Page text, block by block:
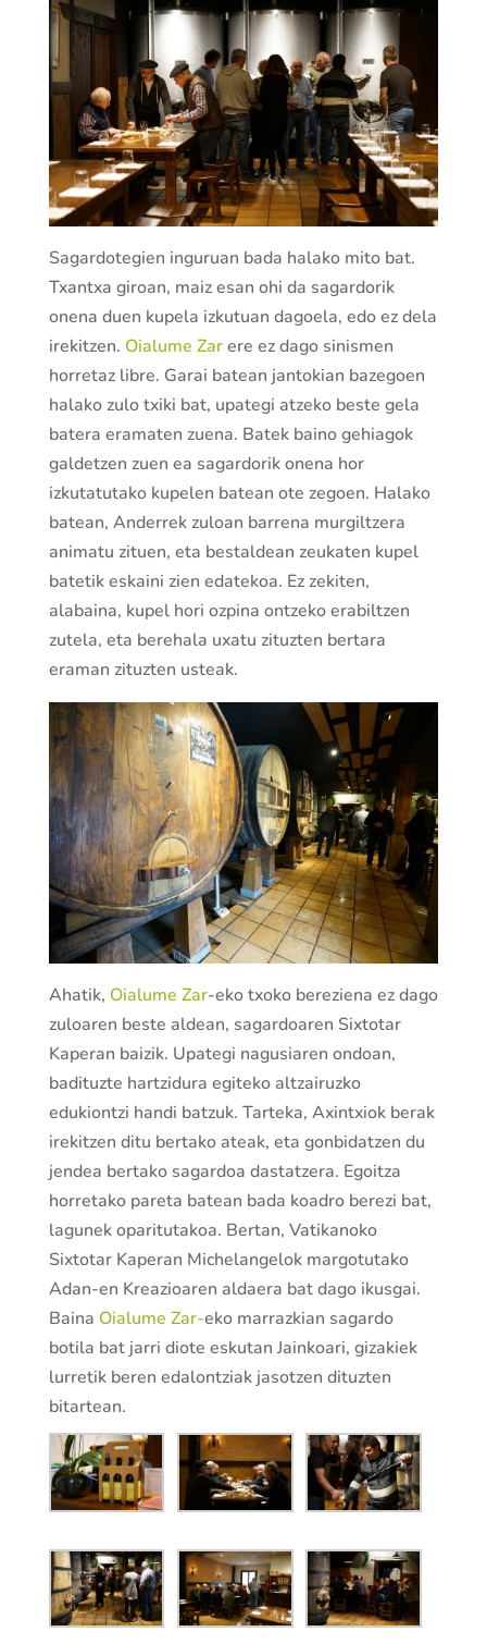
Sagardotegien inguruan bada halako mito bat.
Txantxa giroan, maiz esan ohi da sagardorik
onena duen kupela izkutuan dagoela, edo ez dela
irekitzen. Oialume Zarere ez dago sinismen
horretaz libre. Garai batean jantokian bazegoen
halako zulo txiki bat, upategi atzeko beste gela
batera eramaten zuena. Batek baino gehiagok
galdetzen zuen ea sagardorik onena hor
izkutatutako kupelen batean ote zegoen. Halako
batean, Anderrek zuloan barrena murgiltzera
animatu zituen, eta bestaldean zeukaten kupel
batetik eskaini zien edatekoa. Ez zekiten,
alabaina, kupel hori ozpina ontzeko erabiltzen
zutela, eta berehala uxatu zituzten bertara
eraman zituzten usteak.
Ahatik, Oialume Zar-eko txoko bereziena ez dago
zuloaren beste aldean, sagardoaren Sixtotar
Kaperan baizik. Upategi nagusiaren ondoan,
badituzte hartzidura egiteko altzairuzko
edukiontzi handi batzuk. Tarteka, Axintxiok berak
irekitzen ditu bertako ateak, eta gonbidatzen du
jendea bertako sagardoa dastatzera. Egoitza
horretako pareta batean bada koadro berezi bat,
lagunek oparitutakoa. Bertan, Vatikanoko
Sixtotar Kaperan Michelangelok margotutako
Adan-en Kreazioaren aldaera bat dago ikusgai.
Baina Oialume Zar-eko marrazkian sagardo
botila bat jarri diote eskutan Jainkoari, gizakiek
lurretik beren edalontziak jasotzen dituzten
bitartean.